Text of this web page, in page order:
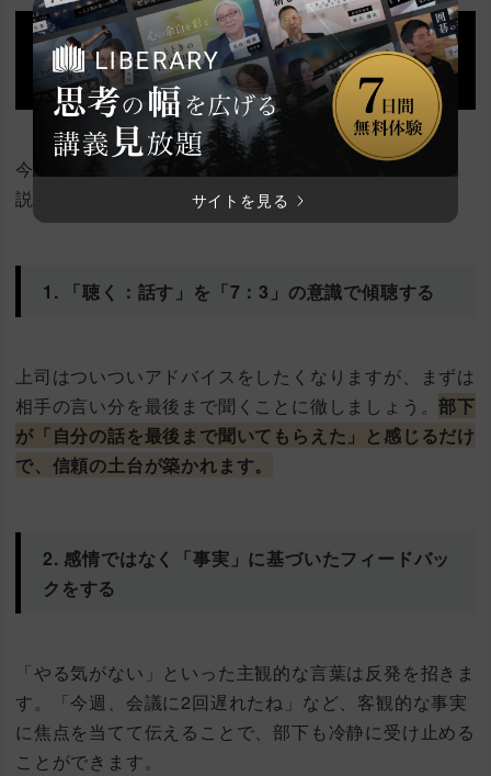
サイトを見る
部下とのコミュニケーションを改善
する10のコツ
今日から実践できる10の具体的テクニックを詳しく解
説します。
1. 「聴く：話す」を「7：3」の意識で傾聴する
上司はついついアドバイスをしたくなりますが、まずは
相手の言い分を最後まで聞くことに徹しましょう。部下
が「自分の話を最後まで聞いてもらえた」と感じるだけ
で、信頼の土台が築かれます。
2. 感情ではなく「事実」に基づいたフィードバッ
クをする
「やる気がない」といった主観的な言葉は反発を招きま
す。「今週、会議に2回遅れたね」など、客観的な事実
に焦点を当てて伝えることで、部下も冷静に受け止める
ことができます。